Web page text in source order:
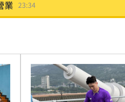
業 23:34
程曝 23:26
23:26